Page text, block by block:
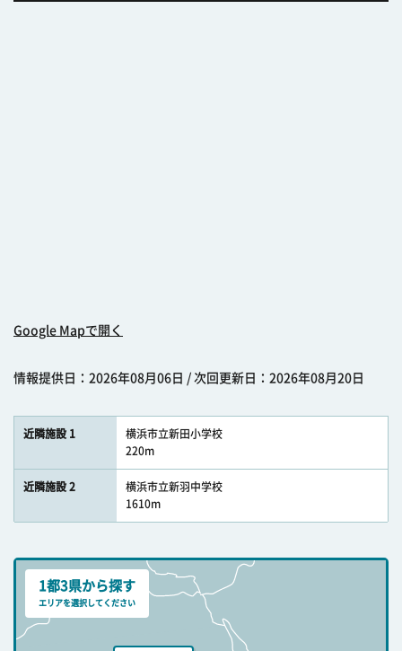
Google Mapで開く
情報提供日：2026年08月06日 / 次回更新日：2026年08月20日
近隣施設 1
横浜市立新田小学校
220m
近隣施設 2
横浜市立新羽中学校
1610m
1都3県から探す
エリアを選択してください